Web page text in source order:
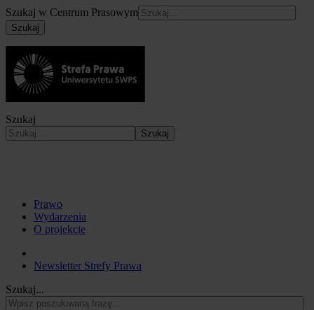
Szukaj w Centrum Prasowym
Szukaj
Szukaj
Szukaj
Prawo
Wydarzenia
O projekcie
Newsletter Strefy Prawa
Szukaj...